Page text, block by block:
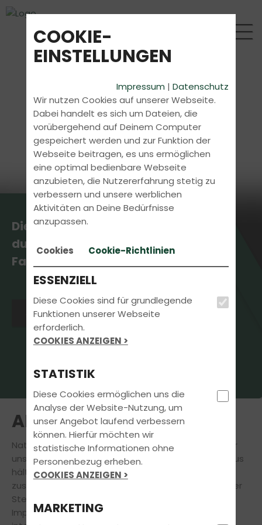
Die aktuellsten News erhältst
du direkt bei uns in der
Fahrschule.
Jetzt Kontakt aufnehmen
AKTUELLES
Natürlich stehtDeineFührerscheinausbildung
für
uns immer an erster Stelle. Doch auch darüber hinaus
hält unsere Fahrschule für Dich eine Vielzahl
zusätzlicher
An dieser
Stelle findest Du aktuelle Informationen und
Impressionen zu Veranstaltungen, News und
COOKIE-
EINSTELLUNGEN
Impressum |Datenschutz
Wir nutzen Cookies auf unserer Webseite.
Dabei handelt es sich um Dateien, die
vorübergehend auf Deinem Computer
gespeichert werden und zur Funktion der
Webseite beitragen, es uns ermöglichen
eine optimal bedienbare Webseite
anzubieten, die Nutzererfahrung stetig zu
verbessern und unsere werblichen
Aktivitäten an Deine Bedürfnisse
anzupassen.
Cookies Cookie-Richtlinien
ESSENZIELL
Diese Cookies sind für grundlegende
Funktionen unserer Webseite
erforderlich.
COOKIES ANZEIGEN >
STATISTIK
Diese Cookies ermöglichen uns die
Analyse der Website-Nutzung, um
unser Angebot laufend verbessern
können. Hierfür möchten wir
statistische Informationen ohne
Personenbezug erheben.
COOKIES ANZEIGEN >
MARKETING